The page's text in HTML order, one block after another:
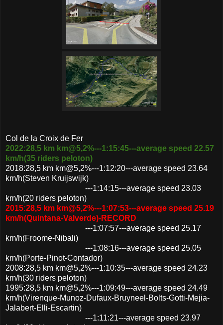
Col de la Croix de Fer
2022:28,5 km km@5,2%---1:15:45---average speed 22.57
km/h(35 riders peloton)
2018:28,5 km km@5,2%---1:12:20---average speed 23.64
km/h(Steven Kruijswijk)
---1:14:15---average speed 23.03
km/h(20 riders peloton)
2015:28,5 km km@5,2%---1:07:53---average speed 25.19
km/h(Quintana-Valverde)-RECORD
---1:07:57---average speed 25.17
km/h(Froome-Nibali)
---1:08:16---average speed 25.05
km/h(Porte-Pinot-Contador)
2008:28,5 km km@5,2%---1:10:35---average speed 24.23
km/h(30 riders peloton)
1995:28,5 km km@5,2%---1:09:49---average speed 24.49
km/h(Virenque-Munoz-Dufaux-Bruyneel-Bolts-Gotti-Mejia-
Jalabert-Elli-Escartin)
---1:11:21---average speed 23.97